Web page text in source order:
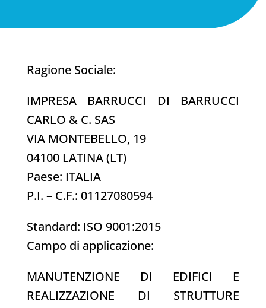
Ragione Sociale:
IMPRESA BARRUCCI DI BARRUCCI
CARLO & C. SAS
VIA MONTEBELLO, 19
04100 LATINA (LT)
Paese: ITALIA
P.I. – C.F.: 01127080594
Standard: ISO 9001:2015
Campo di applicazione:
MANUTENZIONE DI EDIFICI E
REALIZZAZIONE DI STRUTTURE